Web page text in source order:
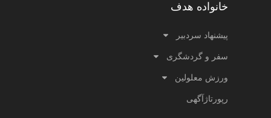
خانواده هدف
پیشنهاد سردبیر
سفر و گردشگری
ورزش معلولین
رپورتاژآگهی